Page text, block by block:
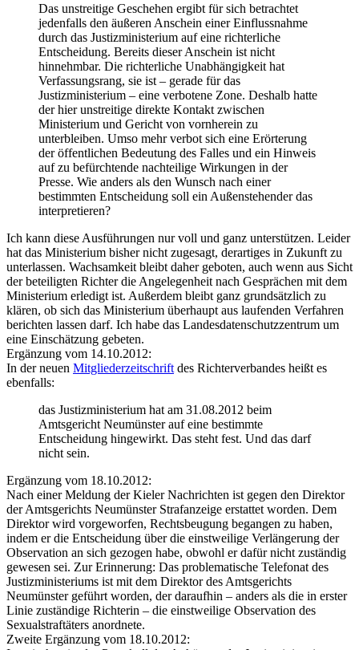
Das unstreitige Geschehen ergibt für sich betrachtet
jedenfalls den äußeren Anschein einer Einflussnahme
durch das Justizministerium auf eine richterliche
Entscheidung. Bereits dieser Anschein ist nicht
hinnehmbar. Die richterliche Unabhängigkeit hat
Verfassungsrang, sie ist – gerade für das
Justizministerium – eine verbotene Zone. Deshalb hatte
der hier unstreitige direkte Kontakt zwischen
Ministerium und Gericht von vornherein zu
unterbleiben. Umso mehr verbot sich eine Erörterung
der öffentlichen Bedeutung des Falles und ein Hinweis
auf zu befürchtende nachteilige Wirkungen in der
Presse. Wie anders als den Wunsch nach einer
bestimmten Entscheidung soll ein Außenstehender das
interpretieren?
Ich kann diese Ausführungen nur voll und ganz unterstützen. Leider
hat das Ministerium bisher nicht zugesagt, derartiges in Zukunft zu
unterlassen. Wachsamkeit bleibt daher geboten, auch wenn aus Sicht
der beteiligten Richter die Angelegenheit nach Gesprächen mit dem
Ministerium erledigt ist. Außerdem bleibt ganz grundsätzlich zu
klären, ob sich das Ministerium überhaupt aus laufenden Verfahren
berichten lassen darf. Ich habe das Landesdatenschutzzentrum um
eine Einschätzung gebeten.
Ergänzung vom 14.10.2012:
In der neuen Mitgliederzeitschrift des Richterverbandes heißt es
ebenfalls:
das Justizministerium hat am 31.08.2012 beim
Amtsgericht Neumünster auf eine bestimmte
Entscheidung hingewirkt. Das steht fest. Und das darf
nicht sein.
Ergänzung vom 18.10.2012:
Nach einer Meldung der Kieler Nachrichten ist gegen den Direktor
der Amtsgerichts Neumünster Strafanzeige erstattet worden. Dem
Direktor wird vorgeworfen, Rechtsbeugung begangen zu haben,
indem er die Entscheidung über die einstweilige Verlängerung der
Observation an sich gezogen habe, obwohl er dafür nicht zuständig
gewesen sei. Zur Erinnerung: Das problematische Telefonat des
Justizministeriums ist mit dem Direktor des Amtsgerichts
Neumünster geführt worden, der daraufhin – anders als die in erster
Linie zuständige Richterin – die einstweilige Observation des
Sexualstraftäters anordnete.
Zweite Ergänzung vom 18.10.2012: